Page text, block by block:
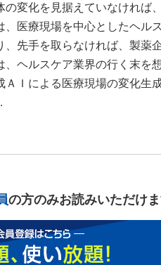
変化を見据えていなければ
医療現場を中心としたヘル
先手を取らなければ、製薬
ヘルスケア業界の行く末を
Ｉによる医療現場の変化生
の方のみお読みいただけま